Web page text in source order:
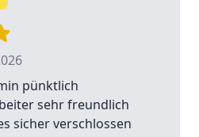
pünktlich
sehr freundlich
sicher verschlossen